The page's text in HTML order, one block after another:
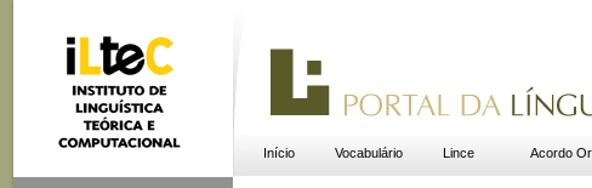
Início Vocabulário Lince Acordo